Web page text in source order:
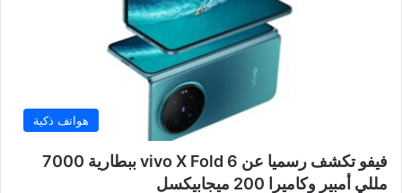
هواتف ذكية
فيفو تكشف رسميا عن vivo X Fold 6 ببطارية 7000
مللي أمبير وكاميرا 200 ميجابيكسل